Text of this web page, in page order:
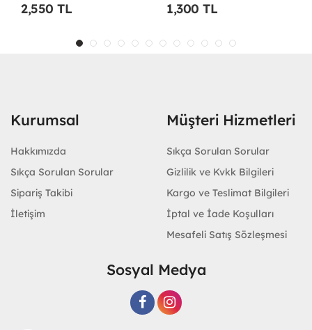
1,300 TL 1,200 TL
Kurumsal
Hakkımızda
Sıkça Sorulan Sorular
Sipariş Takibi
İletişim
Müşteri Hizmetleri
Sıkça Sorulan Sorular
Gizlilik ve Kvkk Bilgileri
Kargo ve Teslimat Bilgileri
İptal ve İade Koşulları
Mesafeli Satış Sözleşmesi
Sosyal Medya